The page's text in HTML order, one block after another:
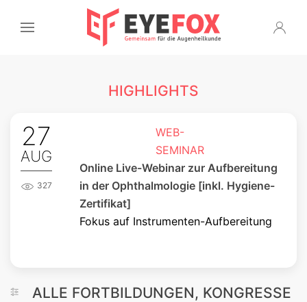
HIGHLIGHTS
27
AUG
327
WEB-
SEMINAR
Online Live-Webinar zur Aufbereitung
in der Ophthalmologie [inkl. Hygiene-
Zertifikat]
Fokus auf Instrumenten-Aufbereitung
ALLE FORTBILDUNGEN, KONGRESSE